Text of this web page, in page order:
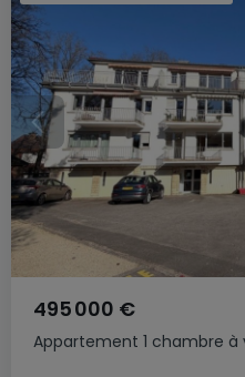
Appartement 1 chambre à
495 000 €